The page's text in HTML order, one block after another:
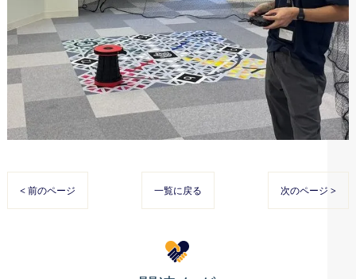
< 前のページ 一覧に戻る 次のページ >